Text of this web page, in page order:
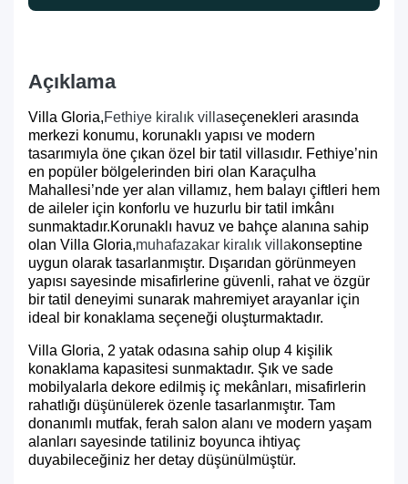
Açıklama
Villa Gloria,Fethiye kiralık villaseçenekleri arasında
merkezi konumu, korunaklı yapısı ve modern
tasarımıyla öne çıkan özel bir tatil villasıdır. Fethiye’nin
en popüler bölgelerinden biri olan Karaçulha
Mahallesi’nde yer alan villamız, hem balayı çiftleri hem
de aileler için konforlu ve huzurlu bir tatil imkânı
sunmaktadır.Korunaklı havuz ve bahçe alanına sahip
olan Villa Gloria,muhafazakar kiralık villakonseptine
uygun olarak tasarlanmıştır. Dışarıdan görünmeyen
yapısı sayesinde misafirlerine güvenli, rahat ve özgür
bir tatil deneyimi sunarak mahremiyet arayanlar için
ideal bir konaklama seçeneği oluşturmaktadır.
Villa Gloria, 2 yatak odasına sahip olup 4 kişilik
konaklama kapasitesi sunmaktadır. Şık ve sade
mobilyalarla dekore edilmiş iç mekânları, misafirlerin
rahatlığı düşünülerek özenle tasarlanmıştır. Tam
donanımlı mutfak, ferah salon alanı ve modern yaşam
alanları sayesinde tatiliniz boyunca ihtiyaç
duyabileceğiniz her detay düşünülmüştür.